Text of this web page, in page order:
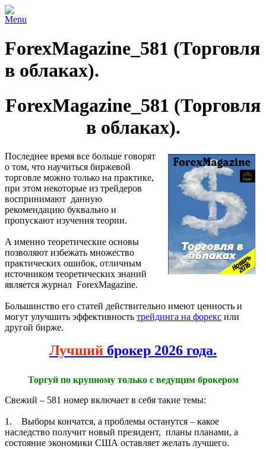
Menu
ForexMagazine_581 (Торговля
в облаках).
ForexMagazine_581 (Торговля
в облаках).
Последнее время все больше говорят
о том, что научиться биржевой
торговле можно только на практике,
при этом некоторые из трейдеров
воспринимают данную
рекомендацию буквально и
пропускают изучения теории.
А именно теоретические основы
позволяют избежать множество
практических ошибок, отличным
источником теоретических знаний
является журнал ForexMagazine.
Большинство его статей действительно имеют ценность и
могут улучшить эффективность трейдинга на форекс или
другой бирже.
Лучший брокер 2026 года.
Торгуй по крупному только с ведущим брокером
Свежий – 581 номер включает в себя такие темы:
1. Выборы кончатся, а проблемы останутся – какое
наследство получит новый президент, планы планами, а
состояние экономики США оставляет желать лучшего.